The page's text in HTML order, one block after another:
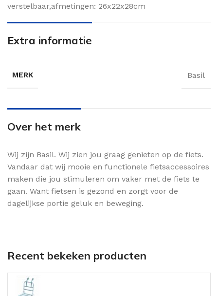
verstelbaar,afmetingen: 26x22x28cm
Extra informatie
MERK Basil
Over het merk
Wij zijn Basil. Wij zien jou graag genieten op de fiets.
Vandaar dat wij mooie en functionele fietsaccessoires
maken die jou stimuleren om vaker met de fiets te
gaan. Want fietsen is gezond en zorgt voor de
dagelijkse portie geluk en beweging.
Recent bekeken producten